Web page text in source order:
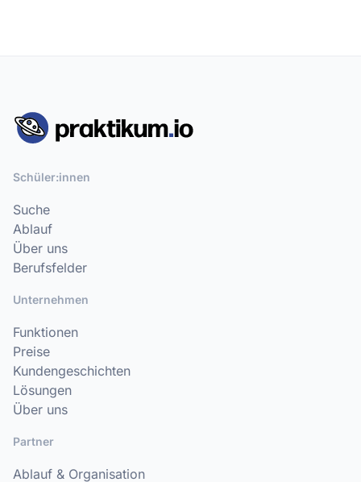
Schüler:innen
Suche
Ablauf
Über uns
Berufsfelder
Unternehmen
Funktionen
Preise
Kundengeschichten
Lösungen
Über uns
Partner
Ablauf & Organisation